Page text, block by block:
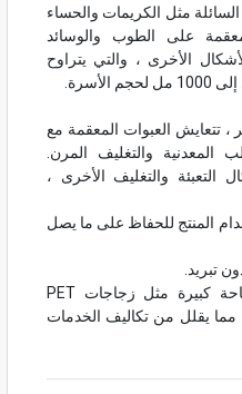
مثل الكريمات والحساء
على الطوب والوسائد
الأخرى ، والتي يتراوح
تتعايش العبوات المعقمة مع
المعدنية والتغليف المرن.
التعبئة والتغليف الأخرى ،
المنتج للحفاظ على ما يصل
تبريد.
لا يشغل الهيكل المستطيل مساحة كبيرة مثل زجاجات PET
مما يقلل من تكاليف الخدمات